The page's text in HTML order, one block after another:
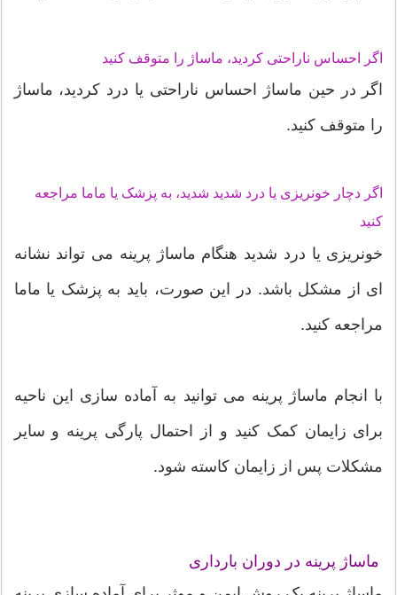
اگر احساس ناراحتی کردید، ماساژ را متوقف کنید
اگر در حین ماساژ احساس ناراحتی یا درد کردید، ماساژ
را متوقف کنید.
اگر دچار خونریزی یا درد شدید شدید، به پزشک یا ماما مراجعه
کنید
خونریزی یا درد شدید هنگام ماساژ پرینه می تواند نشانه
ای از مشکل باشد. در این صورت، باید به پزشک یا ماما
مراجعه کنید.
با انجام ماساژ پرینه می توانید به آماده سازی این ناحیه
برای زایمان کمک کنید و از احتمال پارگی پرینه و سایر
مشکلات پس از زایمان کاسته شود.
ماساژ پرینه در دوران بارداری